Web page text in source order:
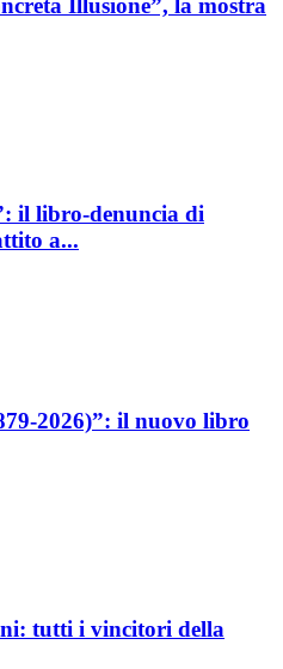
Illusione”, la mostra
il libro-denuncia di
a...
2026)”: il nuovo libro
tutti i vincitori della